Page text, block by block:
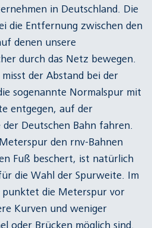
in Deutschland. Die
die Entfernung zwischen den
denen unsere
durch das Netz bewegen.
der Abstand bei der
sogenannte Normalspur mit
entgegen, auf der
der Deutschen Bahn fahren.
den rnv-Bahnen
Fuß beschert, ist natürlich
die Wahl der Spurweite. Im
punktet die Meterspur vor
Kurven und weniger